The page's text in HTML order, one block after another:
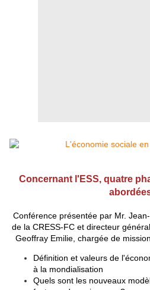
Concernant l'ESS, quatre
Conférence présentée par Mr.
de la CRESS-FC et directeur
Geoffray Emilie, chargée de
Définition et valeurs de
à la mondialisation
Quels sont les nouveaux